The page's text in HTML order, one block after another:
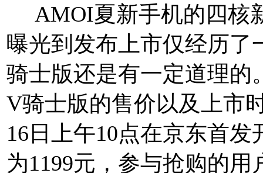
AMOI夏新手机的四核
曝光到发布上市仅经历了
骑士版还是有一定道理的
V骑士版的售价以及上市
16日上午10点在京东首
为1199元，参与抢购的